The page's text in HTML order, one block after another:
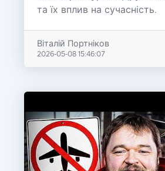
та їх вплив на сучасність.
Віталій Портніков
2026-05-08 15:46:07